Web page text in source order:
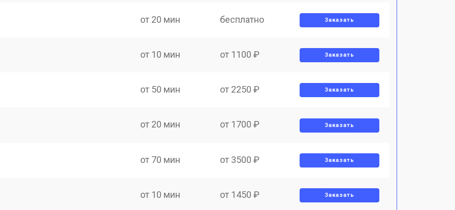
от 20 мин бесплатно Заказать
от 10 мин от 1100 ₽ Заказать
от 50 мин от 2250 ₽ Заказать
от 20 мин от 1700 ₽ Заказать
от 70 мин от 3500 ₽ Заказать
от 10 мин от 1450 ₽ Заказать